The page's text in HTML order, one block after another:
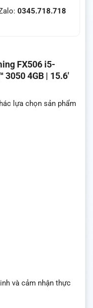
0345.718.718
FX506 i5-
3050 4GB | 15.6′
lựa chọn sản phẩm
và cảm nhận thực